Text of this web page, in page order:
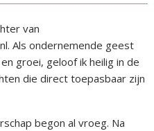
van
Als ondernemende geest
groei, geloof ik heilig in de
die direct toepasbaar zijn
begon al vroeg. Na